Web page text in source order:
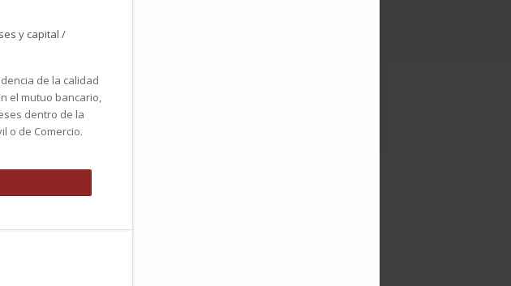
y capital /
de la calidad
el mutuo bancario,
dentro de la
o de Comercio.